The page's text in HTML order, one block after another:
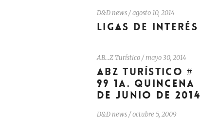
D&D news/agosto 10, 2014
LIGAS DE INTERÉS
AB…Z Turístico/mayo 30, 2014
ABZ TURÍSTICO #
99 1A. QUINCENA
DE JUNIO DE 2014
D&D news/octubre 5, 2009